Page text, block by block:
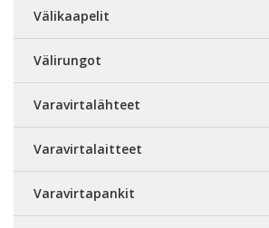
Välikaapelit
Välirungot
Varavirtalähteet
Varavirtalaitteet
Varavirtapankit